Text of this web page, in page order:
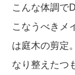
こんな体調で
こなうべきメ
は庭木の剪定
なり整えたつ